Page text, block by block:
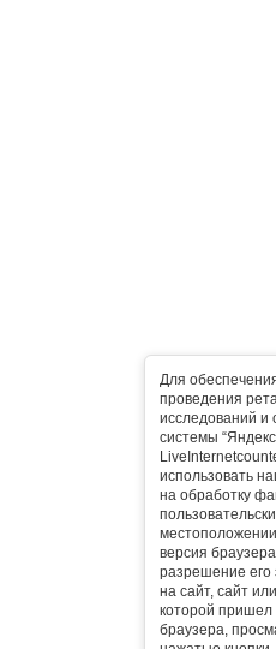
Для
проведения
исследований и
системы
использовать
на обработку
версия
разрешение его
на сайт, сайт
которой пришел
браузера,